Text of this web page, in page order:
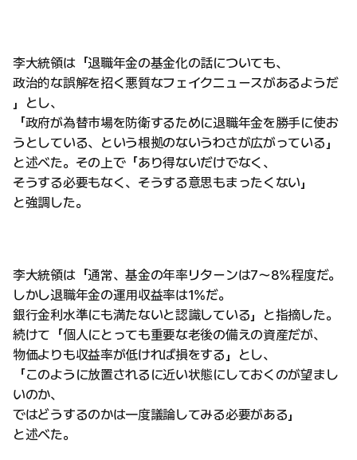
李大統領は「退職年金の基金化の話についても、
政治的な誤解を招く悪質なフェイクニュースがあるようだ
」とし、
「政府が為替市場を防衛するために退職年金を勝手に使お
うとしている、という根拠のないうわさが広がっている」
と述べた。その上で「あり得ないだけでなく、
そうする必要もなく、そうする意思もまったくない」
と強調した。
李大統領は「通常、基金の年率リターンは7〜8%程度だ。
しかし退職年金の運用収益率は1%だ。
銀行金利水準にも満たないと認識している」と指摘した。
続けて「個人にとっても重要な老後の備えの資産だが、
物価よりも収益率が低ければ損をする」とし、
「このように放置されるに近い状態にしておくのが望まし
いのか、
ではどうするのかは一度議論してみる必要がある」
と述べた。